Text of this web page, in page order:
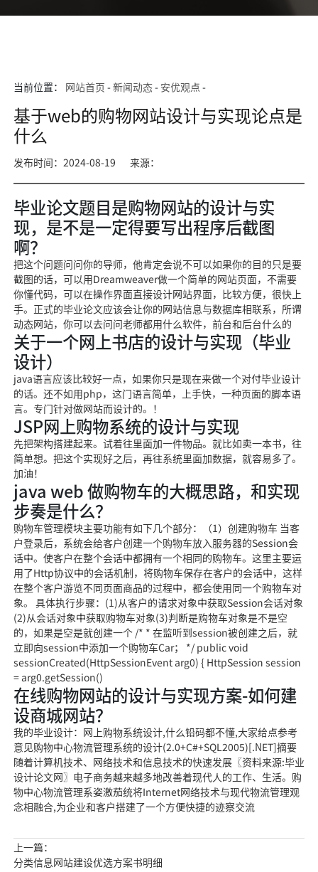
当前位置： 网站首页 -新闻动态- 安优观点 -
基于web的购物网站设计与实现论点是
什么
发布时间：2024-08-19 来源：
毕业论文题目是购物网站的设计与实
现，是不是一定得要写出程序后截图
啊？
把这个问题问问你的导师，他肯定会说不可以如果你的目的只是要
截图的话，可以用Dreamweaver做一个简单的网站页面，不需要
你懂代码，可以在操作界面直接设计网站界面，比较方便，很快上
手。正式的毕业论文应该会让你的网站信息与数据库相联系，所谓
动态网站，你可以去问问老师都用什么软件，前台和后台什么的
关于一个网上书店的设计与实现（毕业
设计）
java语言应该比较好一点，如果你只是现在来做一个对付毕业设计
的话。还不如用php，这门语言简单，上手快，一种页面的脚本语
言。专门针对做网站而设计的。！
JSP网上购物系统的设计与实现
先把架构搭建起来。试着往里面加一件物品。就比如卖一本书，往
简单想。把这个实现好之后，再往系统里面加数据，就容易多了。
加油！
java web 做购物车的大概思路，和实现
步奏是什么？
购物车管理模块主要功能有如下几个部分：（1）创建购物车 当客
户登录后，系统会给客户创建一个购物车放入服务器的Session会
话中。使客户在整个会话中都拥有一个相同的购物车。这里主要运
用了Http协议中的会话机制，将购物车保存在客户的会话中，这样
在整个客户游览不同页面商品的过程中，都会使用同一个购物车对
象。 具体执行步骤：(1)从客户的请求对象中获取Session会话对象
(2)从会话对象中获取购物车对象(3)判断是购物车对象是不是空
的，如果是空是就创建一个 /* * 在监听到session被创建之后，就
立即向session中添加一个购物车Car； */ public void
sessionCreated(HttpSessionEvent arg0) { HttpSession session
= arg0.getSession()
在线购物网站的设计与实现方案-如何建
设商城网站？
我的毕业设计：网上购物系统设计,什么铅码都不懂,大家给点参考
意见购物中心物流管理系统的设计(2.0+C#+SQL2005)[.NET]摘要
随着计算机技术、网络技术和信息技术的快速发展〖资料来源:毕业
设计论文网〗电子商务越来越多地改善着现代人的工作、生活。购
物中心物流管理系姿激茄统将Internet网络技术与现代物流管理观
念相融合,为企业和客户搭建了一个方便快捷的迹察交流
上一篇：
分类信息网站建设优选方案书明细